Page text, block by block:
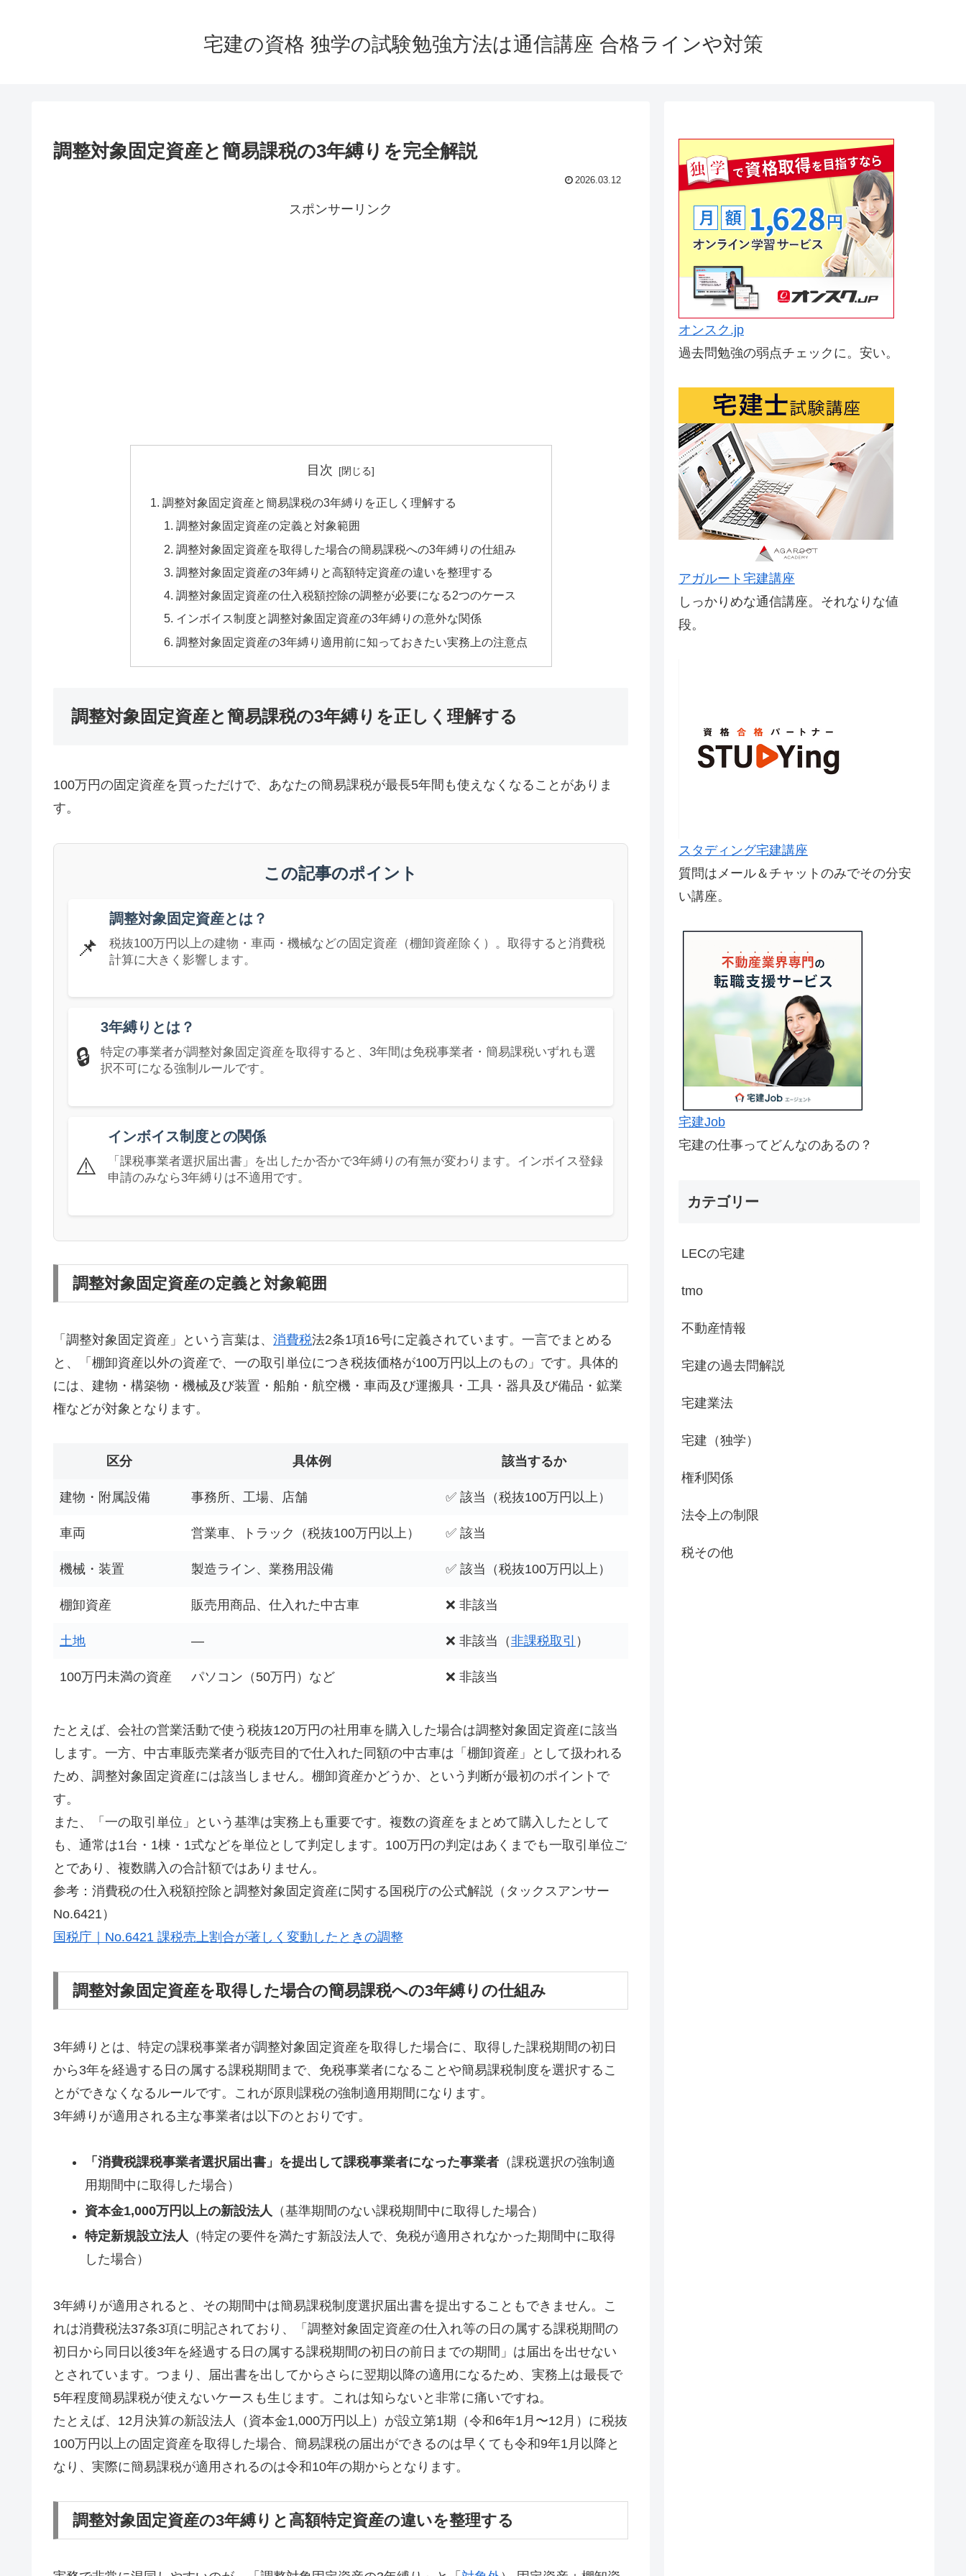
宅建の資格 独学の試験勉強方法は通信講座 合格ラインや対策
調整対象固定資産と簡易課税の3年縛りを完全解説
2026.03.12
スポンサーリンク
目次
調整対象固定資産と簡易課税の3年縛りを正しく理解する
調整対象固定資産の定義と対象範囲
調整対象固定資産を取得した場合の簡易課税への3年縛りの仕組み
調整対象固定資産の3年縛りと高額特定資産の違いを整理する
調整対象固定資産の仕入税額控除の調整が必要になる2つのケース
インボイス制度と調整対象固定資産の3年縛りの意外な関係
調整対象固定資産の3年縛り適用前に知っておきたい実務上の注意点
調整対象固定資産と簡易課税の3年縛りを正しく理解する
100万円の固定資産を買っただけで、あなたの簡易課税が最長5年間も使えなくなることがありま
す。
この記事のポイント
📌
調整対象固定資産とは？
税抜100万円以上の建物・車両・機械などの固定資産（棚卸資産除く）。取得すると消費税
計算に大きく影響します。
🔒
3年縛りとは？
特定の事業者が調整対象固定資産を取得すると、3年間は免税事業者・簡易課税いずれも選
択不可になる強制ルールです。
⚠️
インボイス制度との関係
「課税事業者選択届出書」を出したか否かで3年縛りの有無が変わります。インボイス登録
申請のみなら3年縛りは不適用です。
調整対象固定資産の定義と対象範囲
「調整対象固定資産」という言葉は、 消費税法2条1項16号に定義されています。一言でまとめる
と、「棚卸資産以外の資産で、一の取引単位につき税抜価格が100万円以上のもの」です。具体的
には、建物・構築物・機械及び装置・船舶・航空機・車両及び運搬具・工具・器具及び備品・鉱業
権などが対象となります。
区分 具体例 該当するか
建物・附属設備 事務所、工場、店舗 ✅ 該当（税抜100万円以上）
車両 営業車、トラック（税抜100万円以上） ✅ 該当
機械・装置 製造ライン、業務用設備 ✅ 該当（税抜100万円以上）
棚卸資産 販売用商品、仕入れた中古車 ❌ 非該当
土地 — ❌ 非該当（非課税取引 ）
100万円未満の資産 パソコン（50万円）など ❌ 非該当
たとえば、会社の営業活動で使う税抜120万円の社用車を購入した場合は調整対象固定資産に該当
します。一方、中古車販売業者が販売目的で仕入れた同額の中古車は「棚卸資産」として扱われる
ため、調整対象固定資産には該当しません。棚卸資産かどうか、という判断が最初のポイントで
す。
また、「一の取引単位」という基準は実務上も重要です。複数の資産をまとめて購入したとして
も、通常は1台・1棟・1式などを単位として判定します。100万円の判定はあくまでも一取引単位ご
とであり、複数購入の合計額ではありません。
参考：消費税の仕入税額控除と調整対象固定資産に関する国税庁の公式解説（タックスアンサー
No.6421）
国税庁｜No.6421 課税売上割合が著しく変動したときの調整
調整対象固定資産を取得した場合の簡易課税への3年縛りの仕組み
3年縛りとは、特定の課税事業者が調整対象固定資産を取得した場合に、取得した課税期間の初日
から3年を経過する日の属する課税期間まで、免税事業者になることや簡易課税制度を選択するこ
とができなくなるルールです。これが原則課税の強制適用期間になります。
3年縛りが適用される主な事業者は以下のとおりです。
「消費税課税事業者選択届出書」を提出して課税事業者になった事業者（課税選択の強制適
用期間中に取得した場合）
資本金1,000万円以上の新設法人 （基準期間のない課税期間中に取得した場合）
特定新規設立法人 （特定の要件を満たす新設法人で、免税が適用されなかった期間中に取得
した場合）
3年縛りが適用されると、その期間中は簡易課税制度選択届出書を提出することもできません。こ
れは消費税法37条3項に明記されており、「調整対象固定資産の仕入れ等の日の属する課税期間の
初日から同日以後3年を経過する日の属する課税期間の初日の前日までの期間」は届出を出せない
とされています。つまり、届出書を出してからさらに翌期以降の適用になるため、実務上は最長で
5年程度簡易課税が使えないケースも生じます。これは知らないと非常に痛いですね。
たとえば、12月決算の新設法人（資本金1,000万円以上）が設立第1期（令和6年1月〜12月）に税抜
100万円以上の固定資産を取得した場合、簡易課税の届出ができるのは早くても令和9年1月以降と
なり、実際に簡易課税が適用されるのは令和10年の期からとなります。
調整対象固定資産の3年縛りと高額特定資産の違いを整理する
オンスク.jp
過去問勉強の弱点チェックに。安い。
アガルート宅建講座
しっかりめな通信講座。それなりな値
段。
スタディング宅建講座
質問はメール＆チャットのみでその分安
い講座。
宅建Job
宅建の仕事ってどんなのあるの？
カテゴリー
LECの宅建
tmo
不動産情報
宅建の過去問解説
宅建業法
宅建（独学）
権利関係
法令上の制限
税その他